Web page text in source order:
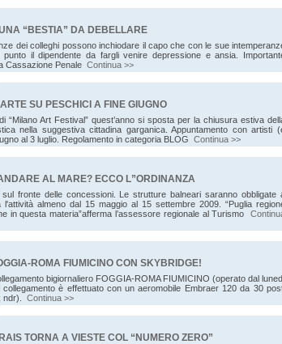
“BESTIA” DA DEBELLARE
dei colleghi possono inchiodare il capo che con le sue
il dipendente da fargli venire depressione e ansia.
Cassazione Penale Continua >>
SU PESCHICI A FINE GIUGNO
“Milano Art Festival” quest’anno si sposta per la chiusura estiva
nella suggestiva cittadina garganica. Appuntamento con artisti
al 3 luglio. Regolamento in categoria BLOG Continua >>
AL MARE? ECCO L”ORDINANZA
sul fronte delle concessioni. Le strutture balneari saranno obbligate
l'attività almeno dal 15 maggio al 15 settembre 2009. “Puglia
in questa materia”afferma l’assessore regionale al Turismo
ROMA FIUMICINO CON SKYBRIDGE!
bigiornaliero FOGGIA-ROMA FIUMICINO (operato dal
è effettuato con un aeromobile Embraer 120 da 30
ndr). Continua >>
TORNA A VIESTE COL “NUMERO ZERO”